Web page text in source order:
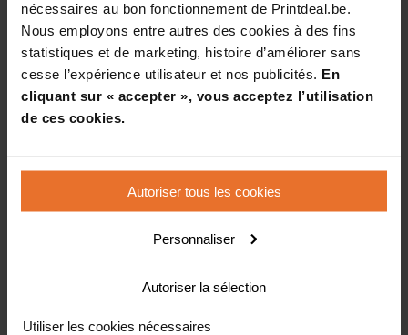
nécessaires au bon fonctionnement de Printdeal.be.
Nous employons entre autres des cookies à des fins
statistiques et de marketing, histoire d’améliorer sans
cesse l’expérience utilisateur et nos publicités. En
cliquant sur « accepter », vous acceptez l’utilisation
de ces cookies.
Autoriser tous les cookies
Personnaliser
Autoriser la sélection
Utiliser les cookies nécessaires